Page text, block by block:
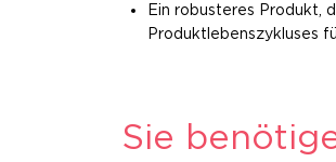
Ein robusteres Produkt,
Produktlebenszykluses
Sie